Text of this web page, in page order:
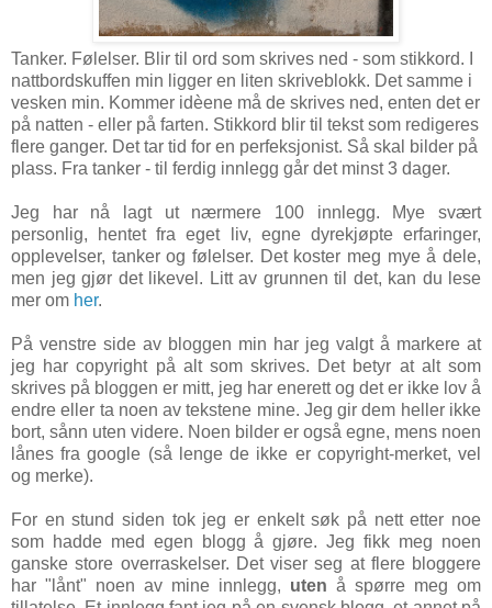
Tanker. Følelser. Blir til ord som skrives ned - som stikkord. I
nattbordskuffen min ligger en liten skriveblokk. Det samme i
vesken min. Kommer idèene må de skrives ned, enten det er
på natten - eller på farten. Stikkord blir til tekst som redigeres
flere ganger. Det tar tid for en perfeksjonist. Så skal bilder på
plass. Fra tanker - til ferdig innlegg går det minst 3 dager.
Jeg har nå lagt ut nærmere 100 innlegg. Mye svært
personlig, hentet fra eget liv, egne dyrekjøpte erfaringer,
opplevelser, tanker og følelser. Det koster meg mye å dele,
men jeg gjør det likevel. Litt av grunnen til det, kan du lese
mer om her.
På venstre side av bloggen min har jeg valgt å markere at
jeg har copyright på alt som skrives. Det betyr at alt som
skrives på bloggen er mitt, jeg har enerett og det er ikke lov å
endre eller ta noen av tekstene mine. Jeg gir dem heller ikke
bort, sånn uten videre. Noen bilder er også egne, mens noen
lånes fra google (så lenge de ikke er copyright-merket, vel
og merke).
For en stund siden tok jeg er enkelt søk på nett etter noe
som hadde med egen blogg å gjøre. Jeg fikk meg noen
ganske store overraskelser. Det viser seg at flere bloggere
har "lånt" noen av mine innlegg, uten å spørre meg om